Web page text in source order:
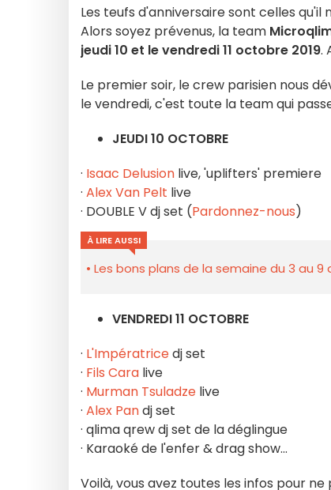
Les teufs d'anniversaire sont celles
Alors soyez prévenus, la team
jeudi 10 et le vendredi 11 octobre 2019.
Le premier soir, le crew parisien nous
le vendredi, c'est toute la team qui
JEUDI 10 OCTOBRE
· Isaac Delusion live, 'uplifters' premiere
· Alex Van Pelt live
· DOUBLE V dj set (Pardonnez-nous)
À LIRE AUSSI
Les bons plans de la semaine du 3 au
VENDREDI 11 OCTOBRE
· L'Impératricedj set
· Fils Cara live
· Murman Tsuladze live
· Alex Pandj set
· qlima qrew dj set de la déglingue
· Karaoké de l'enfer & drag show...
Voilà, vous avez toutes les infos pour